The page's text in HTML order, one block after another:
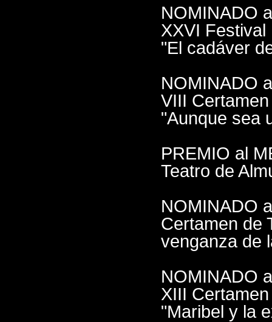
NOMINADO
XXVI Festival
"El cadáver
NOMINADO
VIII
"Aunque sea
PREMIO al
Teatro de
NOMINADO
Certamen de
venganza de
NOMINADO
XIII
"Maribel y la